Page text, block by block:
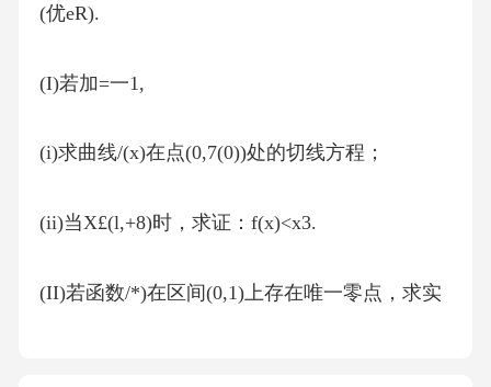
(优eR).
(I)若加=一1,
(i)求曲线/(x)在点(0,7(0))处的切线方程；
(ii)当X£(l,+8)时，求证：f(x)<x3.
(II)若函数/*)在区间(0,1)上存在唯一零点，求实